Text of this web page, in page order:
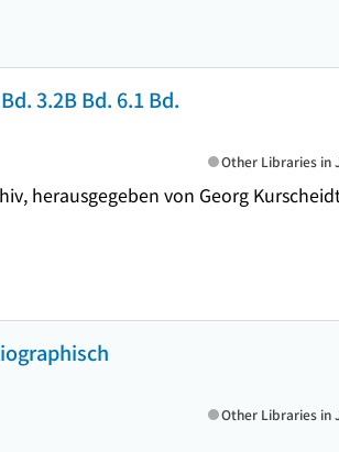
3.2B Bd. 6.1 Bd.
herausgegeben von Georg
Other Libraries in
Other Libraries in